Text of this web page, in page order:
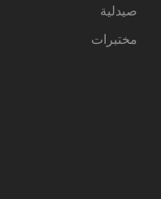
صيدلية
مختبرات